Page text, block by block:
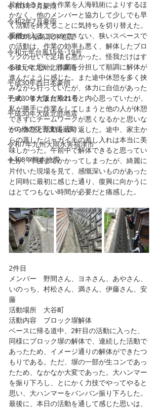
令和3年7月豪雨
令和2年7月豪雨
令和3年福島県沖地震
令和元年台風15号･19号
令和元年九州北部豪雨
平成30年西日本豪雨
平成30年大阪台風21号
平成30年大阪北部地震
その他の災害支援活動
令和7年九州大雨水害福津市
令和8年熊本地震
片付けるという作業を人海戦術によりするほ
かなく、他のメンバーと協力して少しでも早
く活動を終えることに気持ちを切り替えた。
重機が入ることのできない、狭いスペースで
の活動は、作業の効率も悪く、解体したブロ
ックのせいで足場も悪かった。怪我だけはす
るまいと思い、作業を分担して順調に解体が
進んだように感じた。また途中休憩を多く挟
みながら行っていたが、体力に自信があった
ため、まだまだやれると内心思っていたが、
私が勝手に作業をしてしまうと他の人が休憩
できずにチームワークが悪くなるかと思いな
がら休憩と活動を繰り返した。途中、家主か
らの蒸したジャガイモの差し入れは本当に美
味しかった。午前中で解体できると思ってい
たが、午後までかかってしまったが、綺麗に
片付いた現場を見て、感慨深いものがあった
と同時に最初に感じた通り、復興に向かうに
はとてつもない時間が必要だと痛感した。
2件目
メンバー　野間さん、ヨネさん、あやさん、
いのっち、村松さん、満さん、伊藤さん、安
藤
活動場所　大谷町
活動内容　ブロック塀解体
ベースに帰る道中、2軒目の活動に入った、
同様にブロック塀の解体で、連続した活動で
あったため、イメージ通りの解体ができたつ
もりである。ただ、塀の一部が生コンであっ
たため、なかなか大変であった。大ハンマー
を振り下ろし、とにかく力技でやってやると
思い、大ハンマーをバンバン振り下ろした。
最後に、本日の活動を通して感じた思いは、